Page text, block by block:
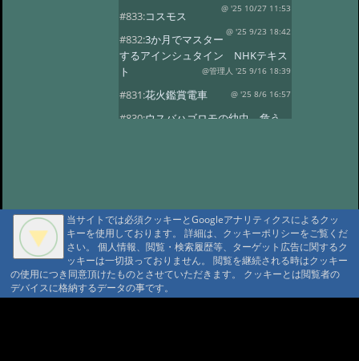
@ '25 10/27 11:53
#833:コスモス
@ '25 9/23 18:42
#832:3か月でマスター
するアインシュタイン NHKテキス
ト
@管理人 '25 9/16 18:39
#831:花火鑑賞電車 @ '25 8/6 16:57
#830:ウスバハゴロモの幼虫、危う
#827:渋谷富ヶ谷でネマガリダケ
@ '25 6/22 14:18
#826: 使用電力量最少
記録達成!
@ '25 6/20 20:13
#825:停電 地域1580戸 @ '25 5/7 13:28
当サイトでは必須クッキーとGoogleアナリティクスによるクッ
キーを使用しております。 詳細は、クッキーポリシーをご覧くだ
さい。 個人情報、閲覧・検索履歴等、ターゲット広告に関するク
ッキーは一切扱っておりません。 閲覧を継続される時はクッキー
の使用につき同意頂けたものとさせていただきます。 クッキーとは閲覧者の
デバイスに格納するデータの事です。